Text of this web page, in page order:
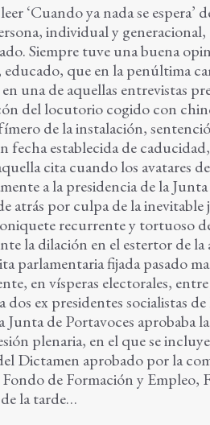
‘Cuando ya nada se
individual y
Siempre tuve una buena
que en la penúltima
una de aquellas entrevistas
del locutorio cogido con
de la instalación,
fecha establecida de
cita cuando los avatares
a la presidencia de la
atrás por culpa de la inevitable
recurrente y tortuoso
la dilación en el estertor de
parlamentaria fijada pasado
en vísperas electorales,
dos ex presidentes socialistas
Junta de Portavoces aprobaba
plenaria, en el que se
Dictamen aprobado por la
de Formación y Empleo,
la tarde…